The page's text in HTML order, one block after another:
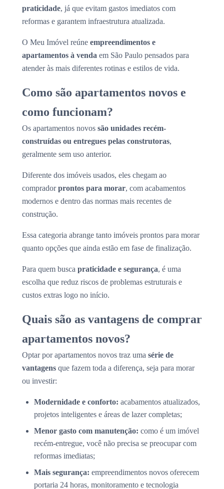
praticidade, já que evitam gastos imediatos com
reformas e garantem infraestrutura atualizada.
O Meu Imóvel reúne empreendimentos e
apartamentos à venda em São Paulo pensados para
atender às mais diferentes rotinas e estilos de vida.
Como são apartamentos novos e
como funcionam?
Os apartamentos novos são unidades recém-
construídas ou entregues pelas construtoras,
geralmente sem uso anterior.
Diferente dos imóveis usados, eles chegam ao
compradorprontos para morar, com acabamentos
modernos e dentro das normas mais recentes de
construção.
Essa categoria abrange tanto imóveis prontos para morar
quanto opções que ainda estão em fase de finalização.
Para quem busca praticidade e segurança, é uma
escolha que reduz riscos de problemas estruturais e
custos extras logo no início.
Quais são as vantagens de comprar
apartamentos novos?
Optar por apartamentos novos traz uma série de
vantagens que fazem toda a diferença, seja para morar
ou investir:
Modernidade e conforto: acabamentos atualizados,
projetos inteligentes e áreas de lazer completas;
Menor gasto com manutenção: como é um imóvel
recém-entregue, você não precisa se preocupar com
reformas imediatas;
Mais segurança: empreendimentos novos oferecem
portaria 24 horas, monitoramento e tecnologia